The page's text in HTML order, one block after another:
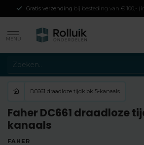
Gratis verzending bij besteding van € 100,-
MENU
DC661 draadloze tijdklok 5-kanaals
Faher DC661 draadloze
kanaals
FAHER